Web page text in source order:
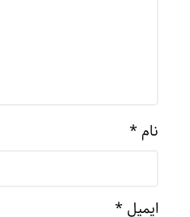
نام *
ایمیل *